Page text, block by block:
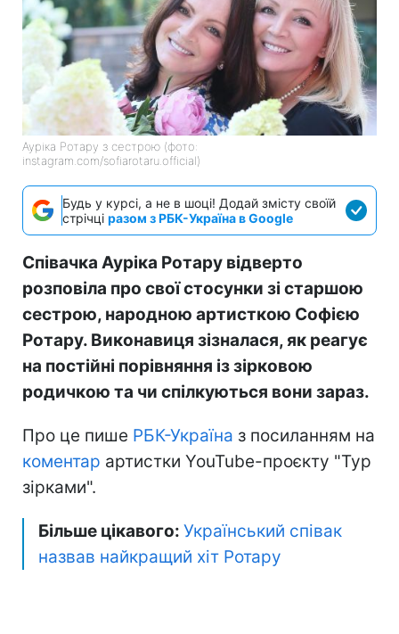
Ауріка Ротару з сестрою (фото:
instagram.com/sofiarotaru.official)
Будь у курсі, а не в шоці! Додай змісту своїй
стрічці разом з РБК-Україна в Google
Співачка Ауріка Ротару відверто
розповіла про свої стосунки зі старшою
сестрою, народною артисткою Софією
Ротару. Виконавиця зізналася, як реагує
на постійні порівняння із зірковою
родичкою та чи спілкуються вони зараз.
Про це пише РБК-Україна з посиланням на
коментар артистки YouTube-проєкту "Тур
зірками".
Більше цікавого: Український співак
назвав найкращий хіт Ротару